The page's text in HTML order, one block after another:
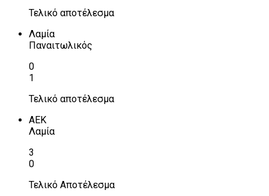
Τελικό αποτέλεσμα
Λαμία
Παναιτωλικός
0
1
Τελικό αποτέλεσμα
ΑΕΚ
Λαμία
3
0
Τελικό Αποτέλεσμα